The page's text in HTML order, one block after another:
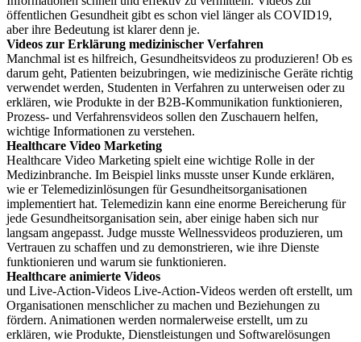
öffentlichen Gesundheit gibt es schon viel länger als COVID19,
aber ihre Bedeutung ist klarer denn je.
Videos zur Erklärung medizinischer Verfahren
Manchmal ist es hilfreich, Gesundheitsvideos zu produzieren! Ob es
darum geht, Patienten beizubringen, wie medizinische Geräte richtig
verwendet werden, Studenten in Verfahren zu unterweisen oder zu
erklären, wie Produkte in der B2B-Kommunikation funktionieren,
Prozess- und Verfahrensvideos sollen den Zuschauern helfen,
wichtige Informationen zu verstehen.
Healthcare Video Marketing
Healthcare Video Marketing spielt eine wichtige Rolle in der
Medizinbranche. Im Beispiel links musste unser Kunde erklären,
wie er Telemedizinlösungen für Gesundheitsorganisationen
implementiert hat. Telemedizin kann eine enorme Bereicherung für
jede Gesundheitsorganisation sein, aber einige haben sich nur
langsam angepasst. Judge musste Wellnessvideos produzieren, um
Vertrauen zu schaffen und zu demonstrieren, wie ihre Dienste
funktionieren und warum sie funktionieren.
Healthcare animierte Videos
und Live-Action-Videos Live-Action-Videos werden oft erstellt, um
Organisationen menschlicher zu machen und Beziehungen zu
fördern. Animationen werden normalerweise erstellt, um zu
erklären, wie Produkte, Dienstleistungen und Softwarelösungen